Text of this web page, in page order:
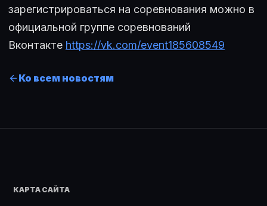
зарегистрироваться на соревнования можно в
официальной группе соревнований
Вконтакте https://vk.com/event185608549
Ко всем новостям
КАРТА САЙТА